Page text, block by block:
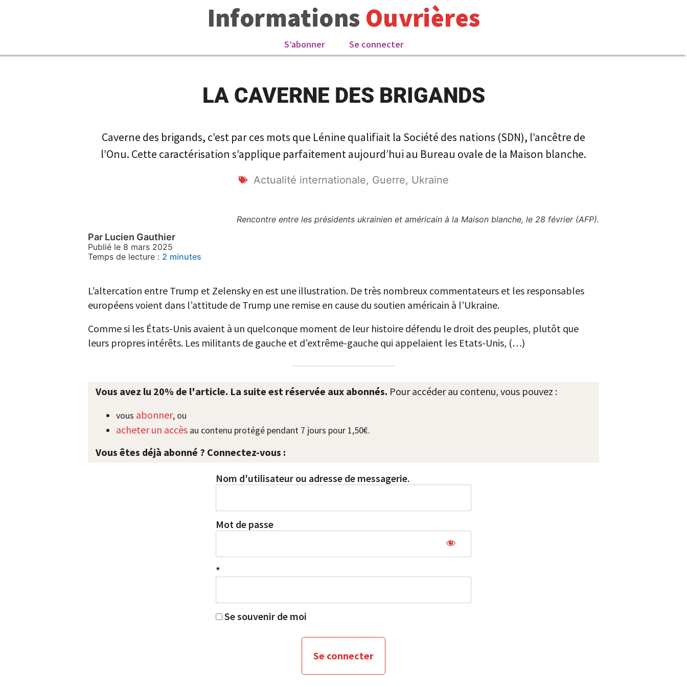
Informations Ouvrières
S’abonner Se connecter
LA CAVERNE DES BRIGANDS
Caverne des brigands, c’est par ces mots que Lénine qualifiait la Société des nations (SDN), l’ancêtre de
l’Onu. Cette caractérisation s’applique parfaitement aujourd’hui au Bureau ovale de la Maison blanche.
Actualité internationale, Guerre, Ukraine
Rencontre entre les présidents ukrainien et américain à la Maison blanche, le 28 février (AFP).
Par Lucien Gauthier
Publié le 8 mars 2025
Temps de lecture : 2 minutes
L’altercation entre Trump et Zelensky en est une illustration. De très nombreux commentateurs et les responsables
européens voient dans l’attitude de Trump une remise en cause du soutien américain à l’Ukraine.
Comme si les États-Unis avaient à un quelconque moment de leur histoire défendu le droit des peuples, plutôt que
leurs propres intérêts. Les militants de gauche et d’extrême-gauche qui appelaient les Etats-Unis, (…)
Vous avez lu 20% de l'article. La suite est réservée aux abonnés. Pour accéder au contenu, vous pouvez :
vous abonner, ou
acheter un accès au contenu protégé pendant 7 jours pour 1,50€.
Vous êtes déjà abonné ? Connectez-vous :
Nom d'utilisateur ou adresse de messagerie.
Mot de passe
*
Se souvenir de moi